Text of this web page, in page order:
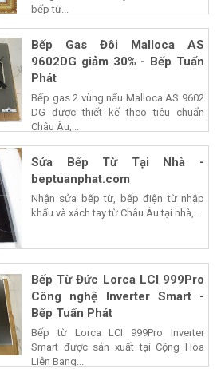
bếp từ...
Bếp Gas Đôi Malloca AS
9602DG giảm 30% - Bếp Tuấn
Phát
Bếp gas 2 vùng nấu Malloca AS 9602
DG được thiết kế theo tiêu chuẩn
Châu Âu,...
Sửa Bếp Từ Tại Nhà -
beptuanphat.com
Nhận sửa bếp từ, bếp điện từ nhập
khẩu và xách tay từ Châu Âu tại nhà,...
Bếp Từ Đức Lorca LCI 999Pro
Công nghệ Inverter Smart -
Bếp Tuấn Phát
Bếp từ Lorca LCI 999Pro Inverter
Smart được sản xuất tại Cộng Hòa
Liên Bang...